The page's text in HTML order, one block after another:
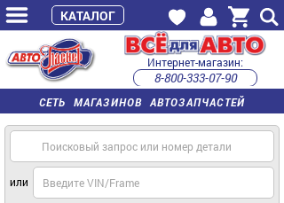
СЕТЬ МАГАЗИНОВ АВТОЗАПЧАСТЕЙ
Интернет-магазин:
8-800-333-07-90
часы работы с 9:00 до 22:00 (пн-пт)
или
КАТАЛОГ